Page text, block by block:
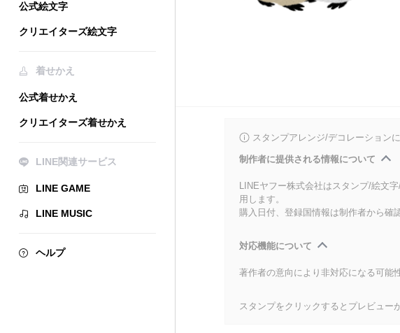
公式絵文字
クリエイターズ絵文字
着せかえ
公式着せかえ
クリエイターズ着せかえ
LINE関連サービス
LINE GAME
LINE MUSIC
ヘルプ
スタンプアレンジ/デコレーション
制作者に提供される情報について
LINEヤフー株式会社はスタンプ/絵文
用します。
購入日付、登録国情報は制作者から確
対応機能について
著作者の意向により非対応になる可能
スタンプをクリックするとプレビュー